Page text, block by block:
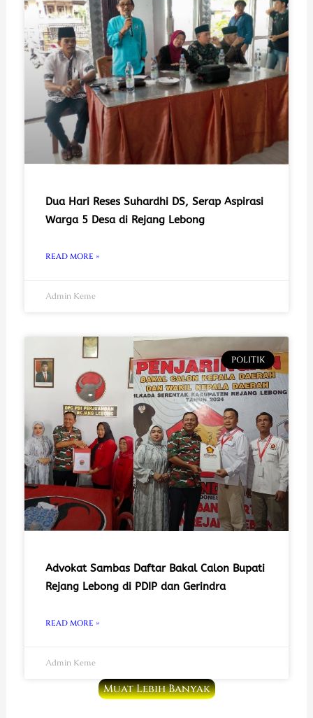
Dua Hari Reses Suhardhi DS, Serap Aspirasi
Warga 5 Desa di Rejang Lebong
READ MORE »
Admin Keme
POLITIK
Advokat Sambas Daftar Bakal Calon Bupati
Rejang Lebong di PDIP dan Gerindra
READ MORE »
Admin Keme
Muat Lebih Banyak